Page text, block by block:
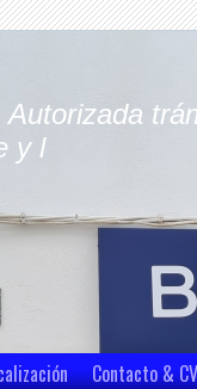
y l
Contacto & CV